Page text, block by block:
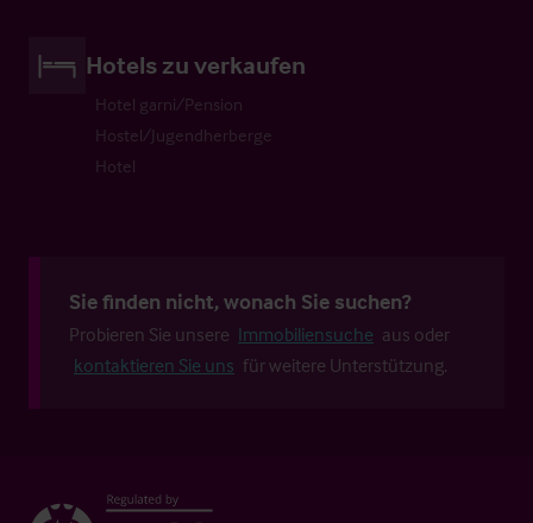
Hotels zu verkaufen
Hotel garni/Pension
Hostel/Jugendherberge
Hotel
Sie finden nicht, wonach Sie suchen?
Probieren Sie unsere Immobiliensuche aus oder
kontaktieren Sie uns für weitere Unterstützung.